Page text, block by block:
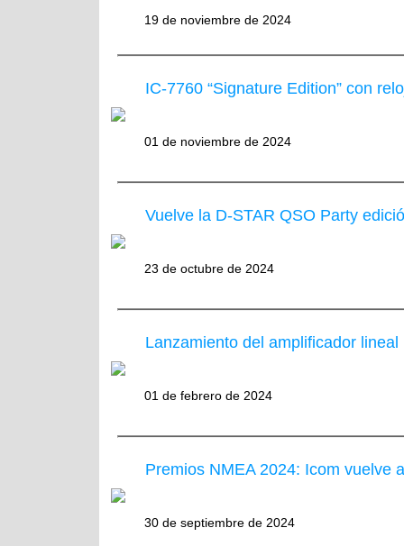
19 de noviembre de 2024
IC-7760 “Signature Edition” con
01 de noviembre de 2024
Vuelve la D-STAR QSO Party
23 de octubre de 2024
Lanzamiento del amplificador
01 de febrero de 2024
Premios NMEA 2024: Icom vuelve
30 de septiembre de 2024